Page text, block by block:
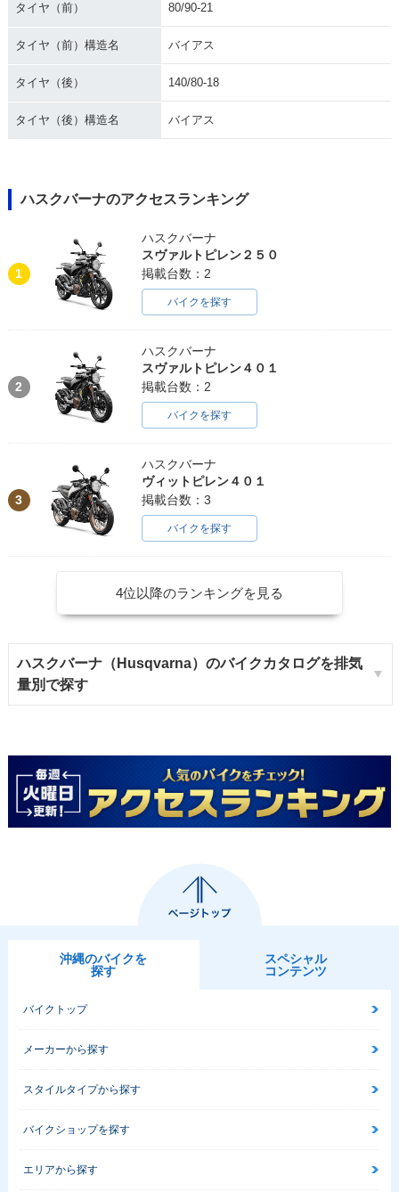
タイヤ（前） 80/90-21
タイヤ（前）構造名 バイアス
タイヤ（後） 140/80-18
タイヤ（後）構造名 バイアス
ハスクバーナのアクセスランキング
1
ハスクバーナ
スヴァルトピレン２５０
掲載台数：2
バイクを探す
2
ハスクバーナ
スヴァルトピレン４０１
掲載台数：2
バイクを探す
3
ハスクバーナ
ヴィットピレン４０１
掲載台数：3
バイクを探す
4位以降のランキングを見る
ハスクバーナ（Husqvarna）のバイクカタログを排気
量別で探す
沖縄のバイクを
探す
スペシャル
コンテンツ
バイクトップ
メーカーから探す
スタイルタイプから探す
バイクショップを探す
エリアから探す